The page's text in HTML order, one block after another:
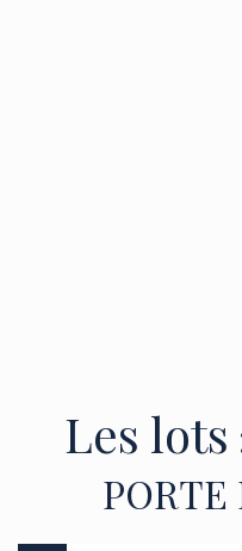
Les lots
PORTE